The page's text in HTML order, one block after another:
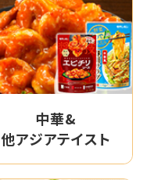
中華&
他アジアテイスト